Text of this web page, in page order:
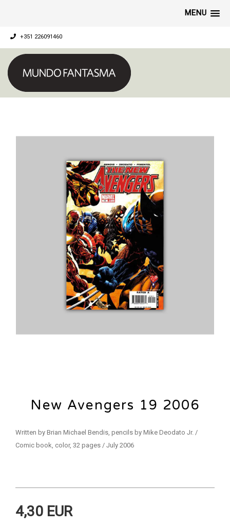
MENU
+351 226091460
New Avengers 19 2006
Written by Brian Michael Bendis, pencils by Mike Deodato Jr. /
Comic book, color, 32 pages / July 2006
4,30 EUR